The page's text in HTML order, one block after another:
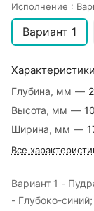
Исполнение :
Вариант 1
Характеристики
Глубина, мм —
Высота, мм —
Ширина, мм —
Все
Вариант 1 -
- Глубоко-